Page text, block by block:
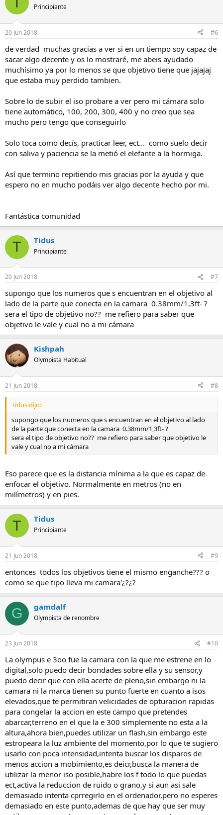
Principiante
20 Jun 2018 #6
de verdad muchas gracias a ver si en un tiempo soy capaz de
sacar algo decente y os lo mostraré, me abeis ayudado
muchísimo ya por lo menos se que objetivo tiene que jajajaj
que estaba muy perdido tambien.
Sobre lo de subir el iso probare a ver pero mi cámara solo
tiene automático, 100, 200, 300, 400 y no creo que sea
mucho pero tengo que conseguirlo
Solo toca como decís, practicar leer, ect... como suelo decir
con saliva y paciencia se la metió el elefante a la hormiga.
Así que termino repitiendo mis gracias por la ayuda y que
espero no en mucho podáis ver algo decente hecho por mi.
Fantástica comunidad
T Tidus
Principiante
20 Jun 2018 #7
supongo que los numeros que s encuentran en el objetivo al
lado de la parte que conecta en la camara 0.38mm/1,3ft- ?
sera el tipo de objetivo no?? me refiero para saber que
objetivo le vale y cual no a mi cámara
Kishpah
Olympista Habitual
21 Jun 2018 #8
Tidus dijo:
supongo que los numeros que s encuentran en el objetivo al lado
de la parte que conecta en la camara 0.38mm/1,3ft- ?
sera el tipo de objetivo no?? me refiero para saber que objetivo le
vale y cual no a mi cámara
Eso parece que es la distancia mínima a la que es capaz de
enfocar el objetivo. Normalmente en metros (no en
milímetros) y en pies.
T Tidus
Principiante
21 Jun 2018 #9
entonces todos los objetivos tiene el mismo enganche??? o
como se que tipo lleva mi camara'¿?¿?
G gamdalf
Olympista de renombre
23 Jun 2018 #10
La olympus e 3oo fue la camara con la que me estrene en lo
digital,solo puedo decir bondades sobre ella y su sensor,y
puedo decir que con ella acerte de pleno,sin embargo ni la
camara ni la marca tienen su punto fuerte en cuanto a isos
elevados,que te permitiran velicidades de opturacion rapidas
para congelar la accion en este campo que pretendes
abarcar,terreno en el que la e 300 simplemente no esta a la
altura,ahora bien,puedes utilizar un flash,sin embargo este
estropeara la luz ambiente del momento,por lo que te sugiero
usarlo con poca intensidad,intenta buscar los disparos de
menos accion a mobimiento,es deicr,busca la manera de
utilizar la menor iso posible,habre los f todo lo que puedas
ect,activa la reduccion de ruido o grano,y si aun asi sale
demasiado intenta cprregirlo en el ordenador,pero no esperes
demasiado en este punto,ademas de que hay que ser muy